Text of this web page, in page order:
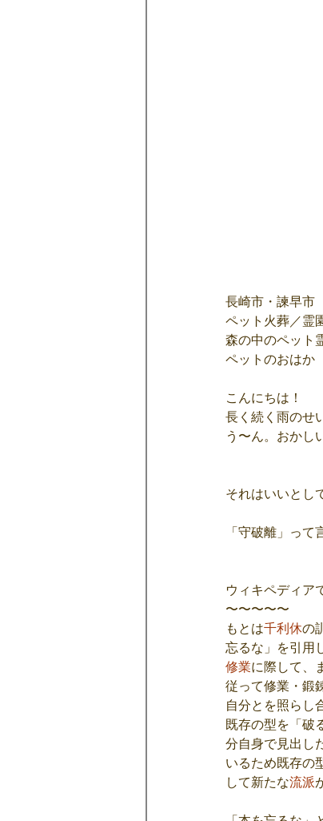
長崎市・諫早市
ペット火葬／霊
森の中のペット
ペットのおはか
こんにちは！
長く続く雨のせ
う〜ん。おかし
それはいいとし
「守破離」って
ウィキペディア
〜〜〜〜〜
もとは千利休の
忘るな」を引用
修業に際して、
従って修業・鍛
自分とを照らし
既存の型を「破
分自身で見出し
いるため既存の
して新たな流派